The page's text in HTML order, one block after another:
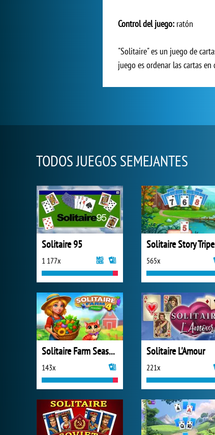
Control del juego: ratón
"Solitaire" es un juego de
juego es ordenar las cartas
TODOS JUEGOS SEMEJANTES
Solitaire 95
1 177x 565x
Solitaire Farm Seasons 4
143x
Solitaire L'Amour
221x